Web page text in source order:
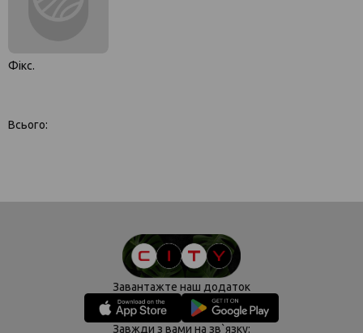
Фікс.
Всього:
Завантажте наш додаток
Завжди з вами на зв`язку: